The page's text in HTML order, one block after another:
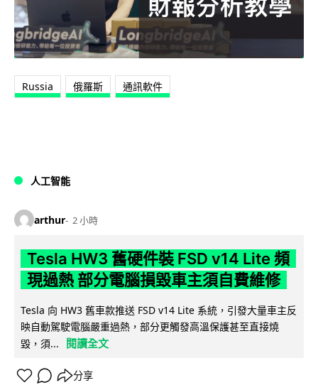
Russia 俄羅斯 通訊軟件
人工智能
arthur 2 小時
Tesla HW3 舊硬件裝 FSD v14 Lite 頻
現過熱 部分電腦損毀車主須自費維修
Tesla 向 HW3 舊車款推送 FSD v14 Lite 系統，引發大量車主反
映自動駕駛電腦嚴重過熱，部分更觸發高溫保護甚至直接燒
毀，須...
閱讀全文
分享